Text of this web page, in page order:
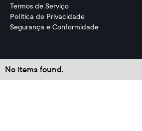
Termos de Serviço
Política de Privacidade
Segurança e Conformidade
No items found.